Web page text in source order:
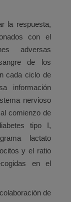
la respuesta,
con el
adversas
de los
cada ciclo de
información
nervioso
comienzo de
tipo I,
lactato
y el ratio
en el
de